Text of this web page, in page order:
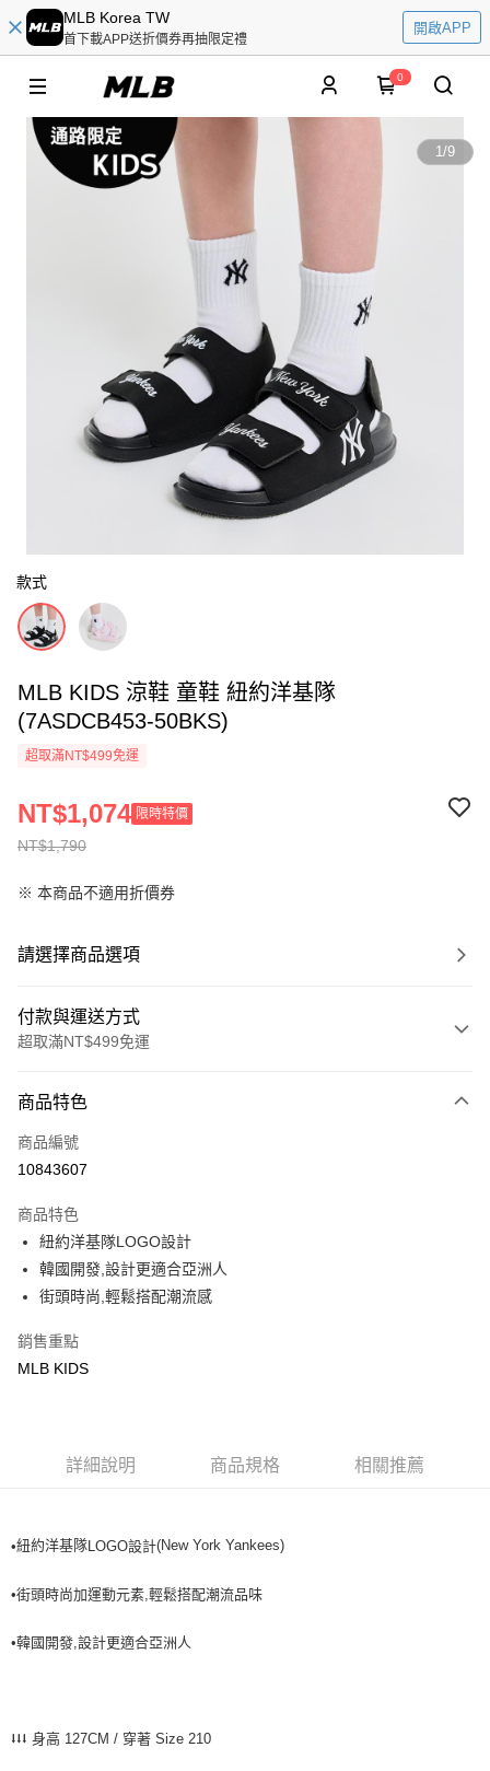
MLB Korea TW
首下載APP送折價券再抽限定禮
開啟APP
0
1/9
款式
MLB KIDS 涼鞋 童鞋 紐約洋基隊
(7ASDCB453-50BKS)
超取滿NT$499免運
NT$1,790
NT$1,074 限時特價
※ 本商品不適用折價券
請選擇商品選項
付款與運送方式
超取滿NT$499免運
信用卡一次付款
超商取貨付款
Apple Pay
街口支付
運送方式
全家取貨<不支援離島取退>
7-11取貨付款<未取貨列黑名單/不支援離島取退>
每筆NT$60，滿NT$499(含以上)免運費
商品特色
商品編號
10843607
商品特色
紐約洋基隊LOGO設計
韓國開發,設計更適合亞洲人
街頭時尚,輕鬆搭配潮流感
銷售重點
MLB KIDS
詳細說明 商品規格 相關推薦
•紐約洋基隊LOGO設計(New York Yankees)
•街頭時尚加運動元素,輕鬆搭配潮流品味
•韓國開發,設計更適合亞洲人
⭣⭣⭣ 身高 127CM / 穿著 Size 210